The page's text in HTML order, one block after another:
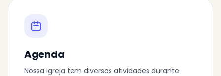
Agenda
Nossa igreja tem diversas atividades durante